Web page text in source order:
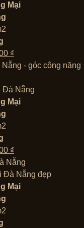
Mại
₫.
₫
hiện
là:
1,500,000 ₫.
Đà Nẵng
Mại
₫.
₫
hiện
tại
là:
Đà Nẵng đẹp
Mại